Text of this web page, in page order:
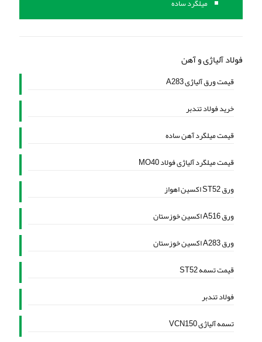
میلگرد ساده
فولاد آلیاژی و آهن
قیمت ورق آلیاژی A283
خرید فولاد تندبر
قیمت میلگرد آهن ساده
قیمت میلگرد آلیاژی فولاد MO40
ورق ST52 اکسین اهواز
ورق A516 اکسین خوزستان
ورق A283 اکسین خوزستان
قیمت تسمه ST52
فولاد تندبر
تسمه آلیاژی VCN150